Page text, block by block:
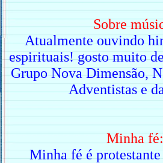
Sobre
Atualmente ouvindo
espirituais! gosto muito
Grupo Nova Dimensão,
Adventistas e
Minha fé:
Minha fé é